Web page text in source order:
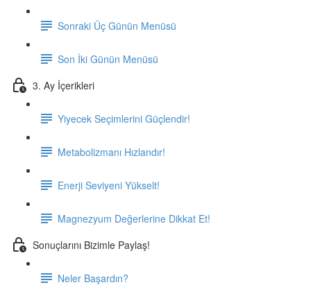
Sonraki Üç Günün Menüsü
Son İki Günün Menüsü
3. Ay İçerikleri
Yiyecek Seçimlerini Güçlendir!
Metabolizmanı Hızlandır!
Enerji Seviyeni Yükselt!
Magnezyum Değerlerine Dikkat Et!
Sonuçlarını Bizimle Paylaş!
Neler Başardın?